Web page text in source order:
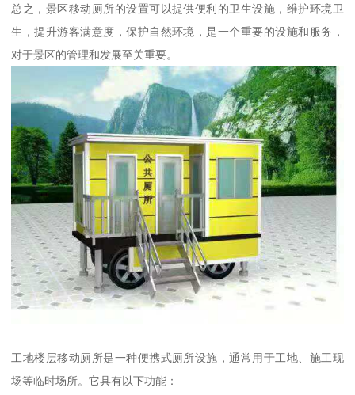
总之，景区移动厕所的设置可以提供便利的卫生设施，维护环境卫
生，提升游客满意度，保护自然环境，是一个重要的设施和服务，
对于景区的管理和发展至关重要。
工地楼层移动厕所是一种便携式厕所设施，通常用于工地、施工现
场等临时场所。它具有以下功能：